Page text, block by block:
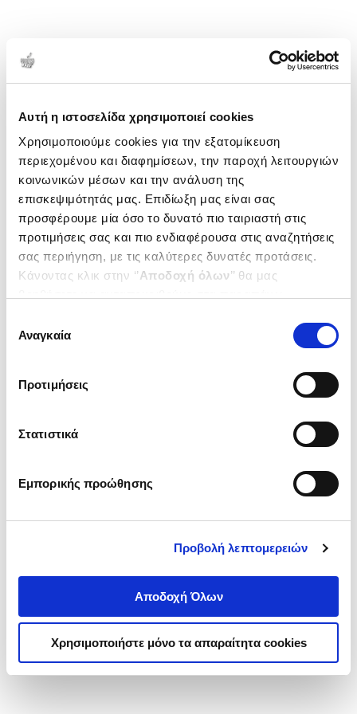
Αυτή η ιστοσελίδα χρησιμοποιεί cookies
Χρησιμοποιούμε cookies για την εξατομίκευση
περιεχομένου και διαφημίσεων, την παροχή λειτουργιών
κοινωνικών μέσων και την ανάλυση της
επισκεψιμότητάς μας. Επιδίωξη μας είναι σας
προσφέρουμε μία όσο το δυνατό πιο ταιριαστή στις
προτιμήσεις σας και πιο ενδιαφέρουσα στις αναζητήσεις
σας περιήγηση, με τις καλύτερες δυνατές προτάσεις.
Κάνοντας κλικ στην ‘’Αποδοχή όλων’’ θα μας
ενδιαφέρουν και να επιλέξετε από τα παρακάτω με την
΄΄και να ενημερωθείτε σχετικά με
συγκατάθεσης
Αναγκαία
Προτιμήσεις
Στατιστικά
Εμπορικής προώθησης
Προβολή λεπτομερειών
Αποδοχή Όλων
Χρησιμοποιήστε μόνο τα απαραίτητα cookies